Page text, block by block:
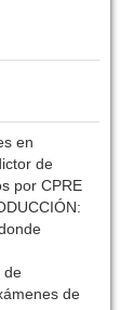
en
de
por CPRE
de
de